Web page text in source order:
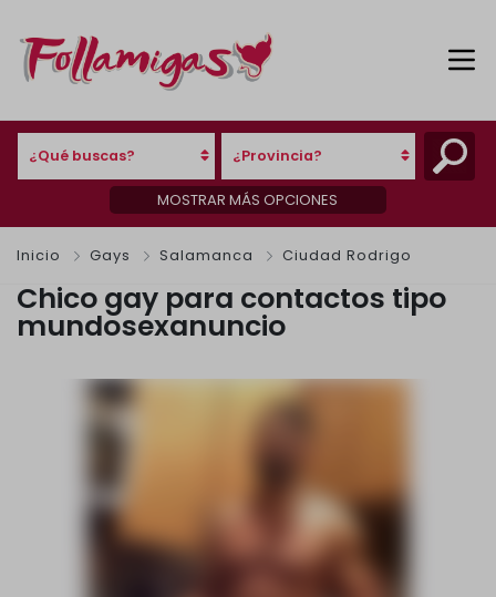
¿Qué buscas? ¿Provincia?
MOSTRAR MÁS OPCIONES
Inicio Gays Salamanca Ciudad Rodrigo
Chico gay para contactos tipo
mundosexanuncio